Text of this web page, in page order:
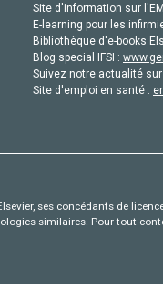
Site d'information sur
E-learning pour les
Bibliothèque d'e-books
Blog special IFSI :
Suivez notre actualité
Site d'emploi en santé :
ses concédants de
similaires. Pour tout